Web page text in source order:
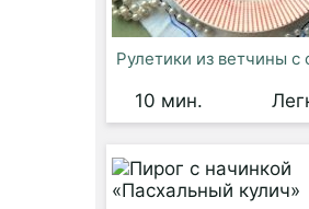
Рулетики из ветчины с
10 мин.